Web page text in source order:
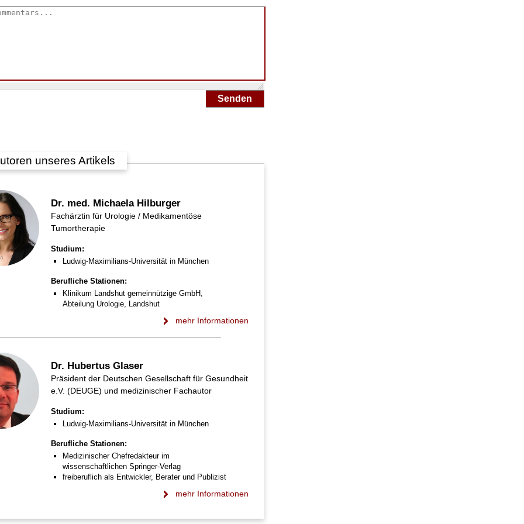
Senden
unseres Artikels
Dr. med. Michaela Hilburger
Fachärztin für Urologie / Medikamentöse
Tumortherapie
Studium:
Ludwig-Maximilians-Universität in München
Berufliche Stationen:
Klinikum Landshut gemeinnützige GmbH,
Abteilung Urologie, Landshut
mehr Informationen
Dr. Hubertus Glaser
Präsident der Deutschen Gesellschaft für Gesundheit
e.V. (DEUGE) und medizinischer Fachautor
Studium:
Ludwig-Maximilians-Universität in München
Berufliche Stationen:
Medizinischer Chefredakteur im
wissenschaftlichen Springer-Verlag
freiberuflich als Entwickler, Berater und Publizist
mehr Informationen